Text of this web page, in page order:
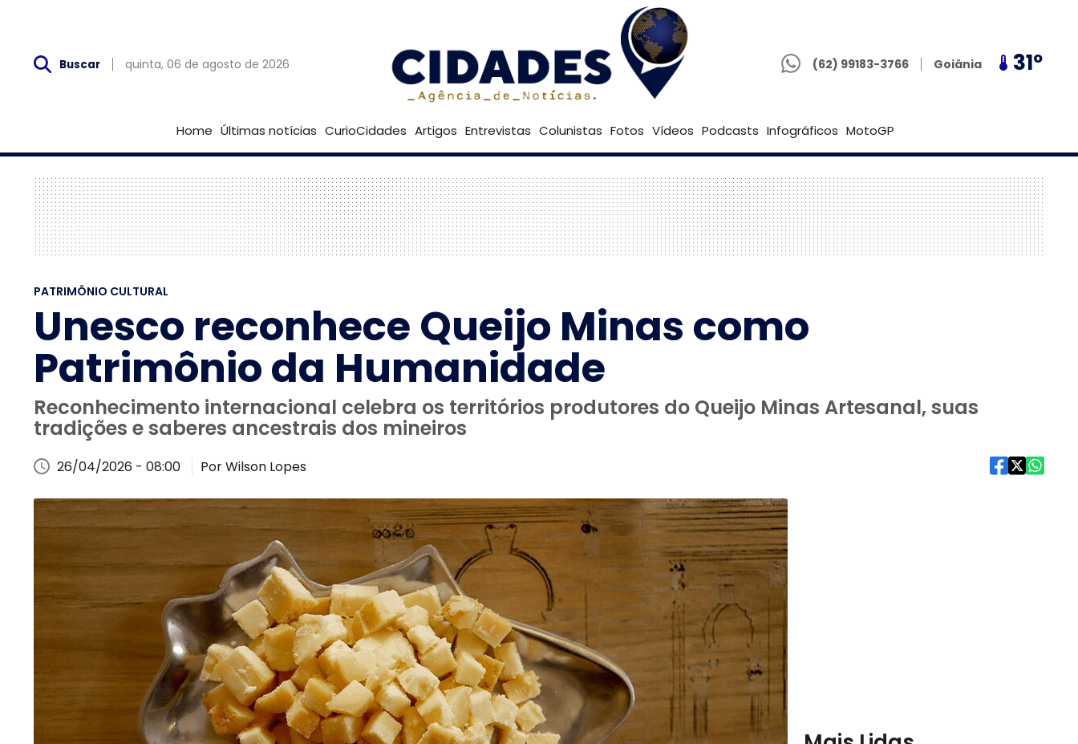
Buscar quinta, 06 de agosto de 2026 (62) 99183-3766
Goiânia 31º Brasília Goiânia 31º Brasília 28º
Home Últimas notícias CurioCidades Artigos Entrevistas Colunistas Fotos Vídeos Podcasts Infográficos MotoGP
PATRIMÔNIO CULTURAL
Unesco reconhece Queijo Minas como
Patrimônio da Humanidade
Reconhecimento internacional celebra os territórios produtores do Queijo Minas Artesanal, suas
tradições e saberes ancestrais dos mineiros
26/04/2026 - 08:00 Por Wilson Lopes